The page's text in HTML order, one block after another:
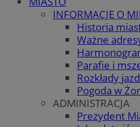
INFORMACJE O
Historia
Ważne
Parafie i
Rozkłady
Pogoda w
ADMINISTRACJA
Prezydent